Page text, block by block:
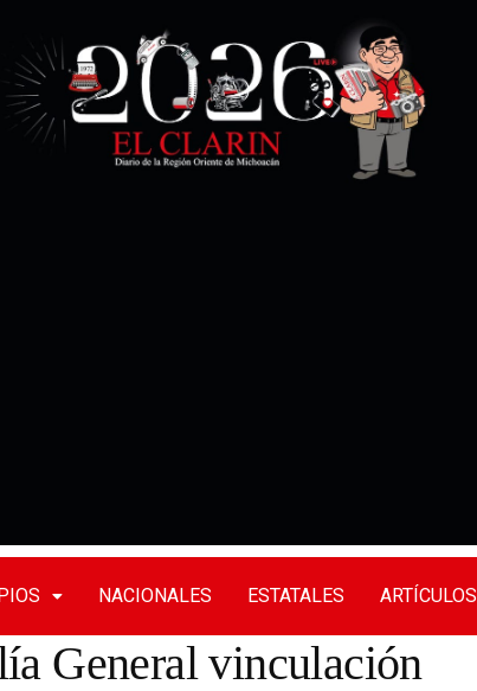
NACIONALES ESTATALES ARTÍCULOS
General vinculación